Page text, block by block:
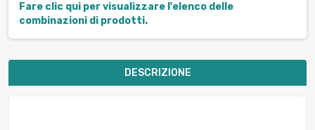
Fare clic qui per visualizzare l'elenco delle
combinazioni di prodotti.
DESCRIZIONE